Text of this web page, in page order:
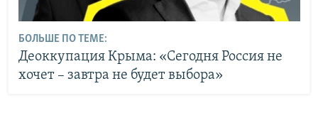
БОЛЬШЕ ПО ТЕМЕ:
Деоккупация Крыма: «Сегодня Россия не
хочет – завтра не будет выбора»